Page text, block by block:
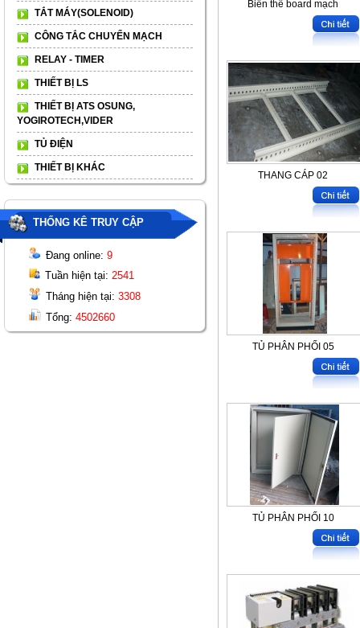
TẮT MÁY(SOLENOID)
CÔNG TẮC CHUYỂN MẠCH
RELAY - TIMER
THIẾT BỊ LS
THIẾT BỊ ATS OSUNG,
YOGIROTECH,VIDER
TỦ ĐIỆN
THIẾT BỊ KHÁC
THỐNG KÊ TRUY CẬP
Đang online: 9
Tuần hiện tại: 2541
Tháng hiện tại: 3308
Tổng: 4502660
Biến thế board mạch
THANG CÁP 02
TỦ PHÂN PHỐI 05
TỦ PHÂN PHỐI 10